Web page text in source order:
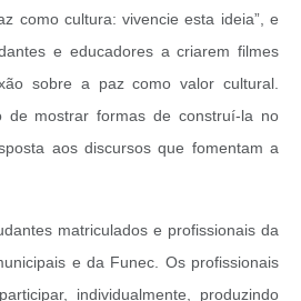
como cultura: vivencie esta ideia”, e
e educadores a criarem filmes
sobre a paz como valor cultural.
de mostrar formas de construí-la no
aos discursos que fomentam a
matriculados e profissionais da
e da Funec. Os profissionais
individualmente, produzindo